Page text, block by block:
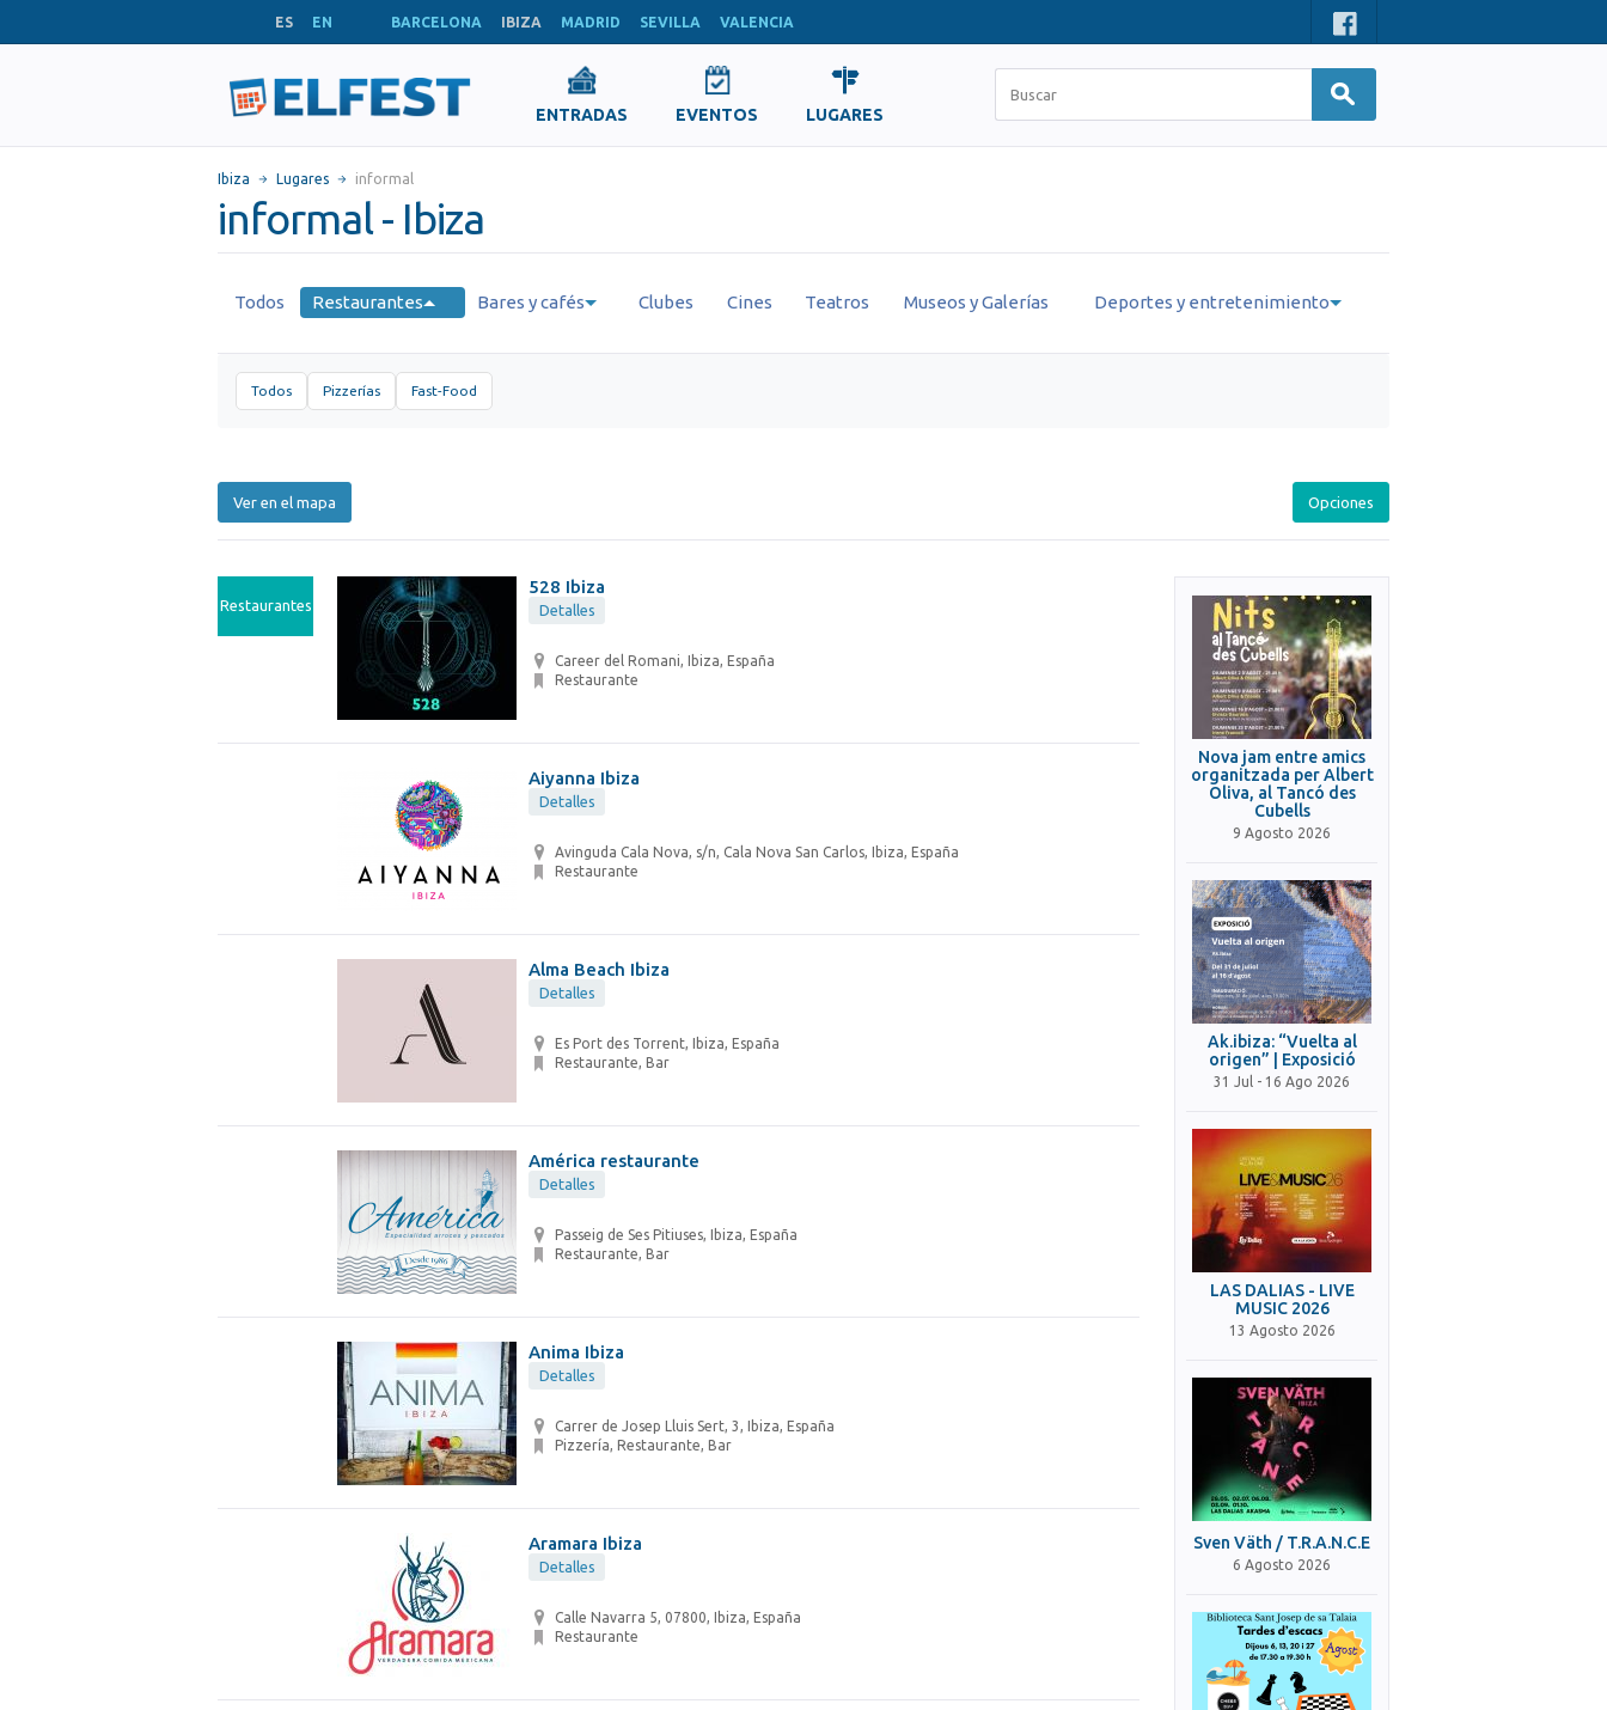
ES EN BARCELONA IBIZA MADRID SEVILLA VALENCIA
ENTRADAS EVENTOS LUGARES
Ibiza Lugares informal
informal - Ibiza
Todos Restaurantes Bares y cafés Clubes Cines Teatros Museos y Galerías Deportes y entretenimiento
Todos Pizzerías Fast-Food
Ver en el mapa Opciones
Restaurantes
528 Ibiza
Detalles
Career del Romani, Ibiza, España
Restaurante
Aiyanna Ibiza
Detalles
Avinguda Cala Nova, s/n, Cala Nova San Carlos, Ibiza, España
Restaurante
Alma Beach Ibiza
Detalles
Es Port des Torrent, Ibiza, España
Restaurante, Bar
América restaurante
Detalles
Passeig de Ses Pitiuses, Ibiza, España
Restaurante, Bar
Anima Ibiza
Detalles
Carrer de Josep Lluis Sert, 3, Ibiza, España
Pizzería, Restaurante, Bar
Aramara Ibiza
Detalles
Calle Navarra 5, 07800, Ibiza, España
Restaurante
Nova jam entre amics
organitzada per Albert
Oliva, al Tancó des
Cubells
9 Agosto 2026
Ak.ibiza: “Vuelta al
origen” | Exposició
31 Jul - 16 Ago 2026
LAS DALIAS - LIVE
MUSIC 2026
13 Agosto 2026
Sven Väth / T.R.A.N.C.E
6 Agosto 2026